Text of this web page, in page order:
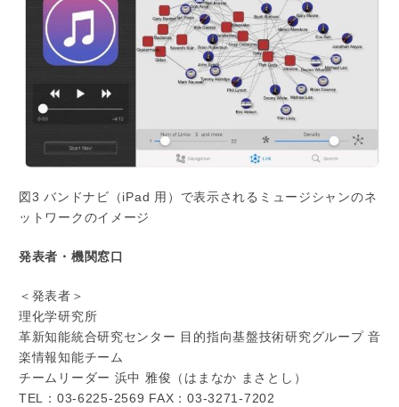
図3 バンドナビ（iPad 用）で表示されるミュージシャンのネ
ットワークのイメージ
発表者・機関窓口
＜発表者＞
理化学研究所
革新知能統合研究センター 目的指向基盤技術研究グループ 音
楽情報知能チーム
チームリーダー 浜中 雅俊（はまなか まさとし）
TEL：03-6225-2569 FAX：03-3271-7202